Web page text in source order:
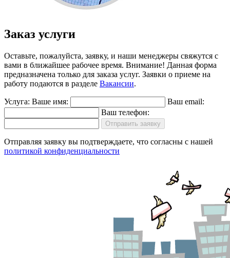
Заказ услуги
Оставьте, пожалуйста, заявку, и наши менеджеры свяжутся с
вами в ближайшее рабочее время. Внимание! Данная форма
предназначена только для заказа услуг. Заявки о приеме на
работу подаются в разделе Вакансии.
Услуга: Ваше имя:
Ваш email:
Ваш телефон:
Отправить заявку
Отправляя заявку вы подтверждаете, что согласны с нашей
политикой конфиденциальности